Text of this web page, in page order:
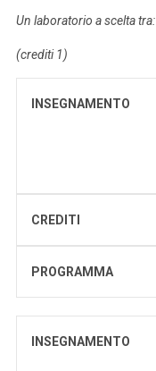
Un laboratorio a scelta tra:
(crediti 1)
INSEGNAMENTO
CREDITI
PROGRAMMA
INSEGNAMENTO